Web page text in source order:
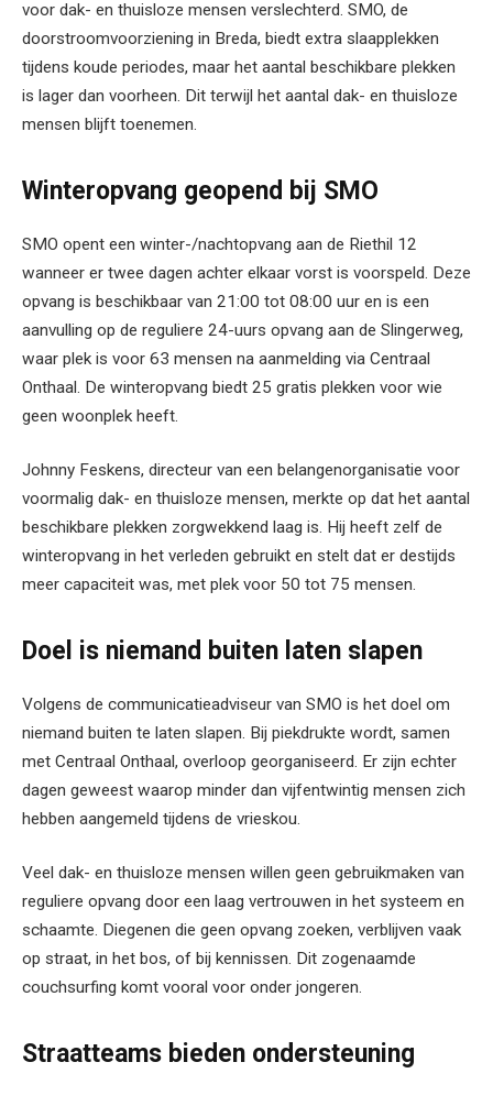
voor dak- en thuisloze mensen verslechterd. SMO, de
doorstroomvoorziening in Breda, biedt extra slaapplekken
tijdens koude periodes, maar het aantal beschikbare plekken
is lager dan voorheen. Dit terwijl het aantal dak- en thuisloze
mensen blijft toenemen.
Winteropvang geopend bij SMO
SMO opent een winter-/nachtopvang aan de Riethil 12
wanneer er twee dagen achter elkaar vorst is voorspeld. Deze
opvang is beschikbaar van 21:00 tot 08:00 uur en is een
aanvulling op de reguliere 24-uurs opvang aan de Slingerweg,
waar plek is voor 63 mensen na aanmelding via Centraal
Onthaal. De winteropvang biedt 25 gratis plekken voor wie
geen woonplek heeft.
Johnny Feskens, directeur van een belangenorganisatie voor
voormalig dak- en thuisloze mensen, merkte op dat het aantal
beschikbare plekken zorgwekkend laag is. Hij heeft zelf de
winteropvang in het verleden gebruikt en stelt dat er destijds
meer capaciteit was, met plek voor 50 tot 75 mensen.
Doel is niemand buiten laten slapen
Volgens de communicatieadviseur van SMO is het doel om
niemand buiten te laten slapen. Bij piekdrukte wordt, samen
met Centraal Onthaal, overloop georganiseerd. Er zijn echter
dagen geweest waarop minder dan vijfentwintig mensen zich
hebben aangemeld tijdens de vrieskou.
Veel dak- en thuisloze mensen willen geen gebruikmaken van
reguliere opvang door een laag vertrouwen in het systeem en
schaamte. Diegenen die geen opvang zoeken, verblijven vaak
op straat, in het bos, of bij kennissen. Dit zogenaamde
couchsurfing komt vooral voor onder jongeren.
Straatteams bieden ondersteuning